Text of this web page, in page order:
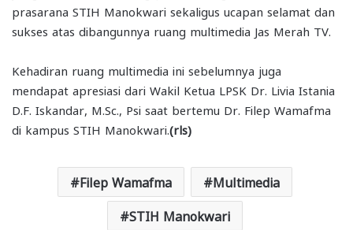
prasarana STIH Manokwari sekaligus ucapan selamat dan
sukses atas dibangunnya ruang multimedia Jas Merah TV.
Kehadiran ruang multimedia ini sebelumnya juga
mendapat apresiasi dari Wakil Ketua LPSK Dr. Livia Istania
D.F. Iskandar, M.Sc., Psi saat bertemu Dr. Filep Wamafma
di kampus STIH Manokwari. (rls)
Filep Wamafma Multimedia
STIH Manokwari